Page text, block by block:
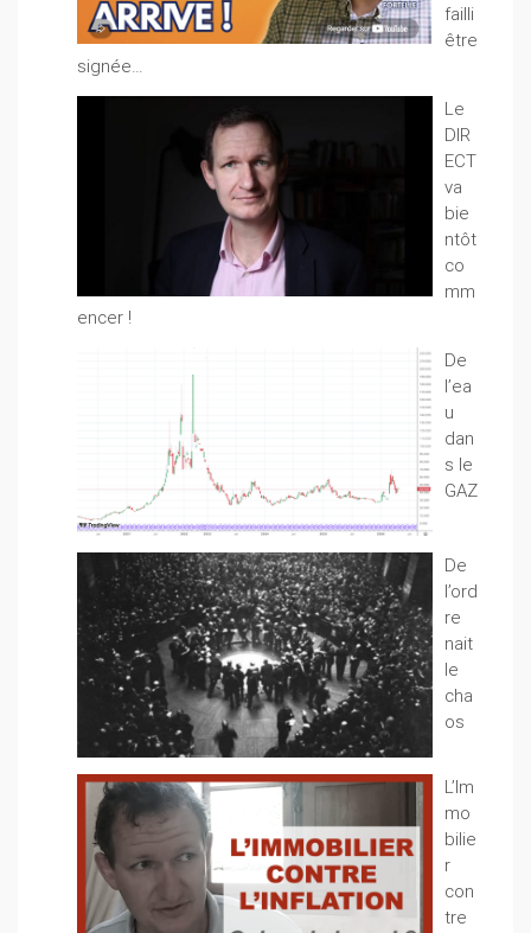
failli
être
signée…
Le
DIR
ECT
va
bie
ntôt
co
mm
encer !
De
l’ea
u
dan
s le
GAZ
De
l’ord
re
nait
le
cha
os
L’Im
mo
bilie
r
con
tre